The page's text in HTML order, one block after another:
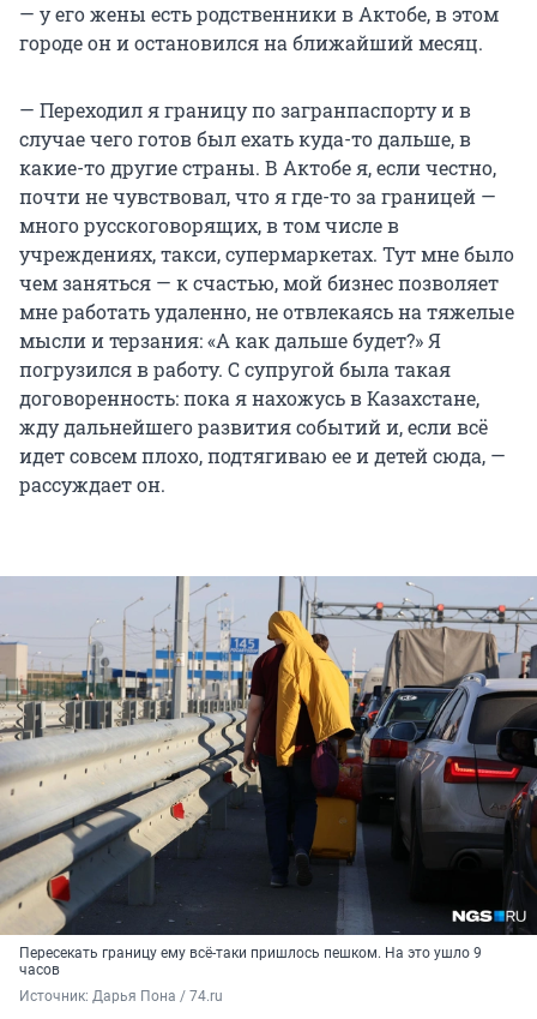
— у его жены есть родственники в Актобе, в этом
городе он и остановился на ближайший месяц.
— Переходил я границу по загранпаспорту и в
случае чего готов был ехать куда-то дальше, в
какие-то другие страны. В Актобе я, если честно,
почти не чувствовал, что я где-то за границей —
много русскоговорящих, в том числе в
учреждениях, такси, супермаркетах. Тут мне было
чем заняться — к счастью, мой бизнес позволяет
мне работать удаленно, не отвлекаясь на тяжелые
мысли и терзания: «А как дальше будет?» Я
погрузился в работу. С супругой была такая
договоренность: пока я нахожусь в Казахстане,
жду дальнейшего развития событий и, если всё
идет совсем плохо, подтягиваю ее и детей сюда, —
рассуждает он.
Пересекать границу ему всё-таки пришлось пешком. На это ушло 9
часов
Источник: Дарья Пона / 74.ru